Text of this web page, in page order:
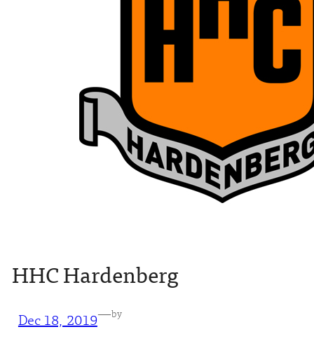
HHC Hardenberg
Dec 18, 2019—by